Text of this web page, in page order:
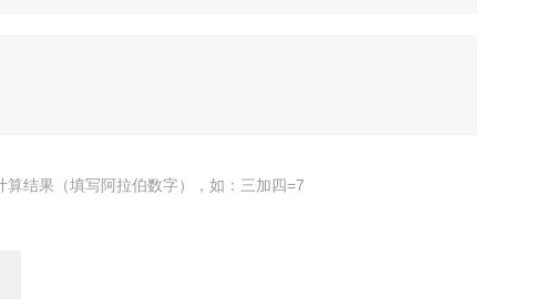
算结果（填写阿拉伯数字），如：三加四=7